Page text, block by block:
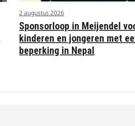
2 augustus 2026
Sponsorloop in Meijendel
kinderen en jongeren met
beperking in Nepal